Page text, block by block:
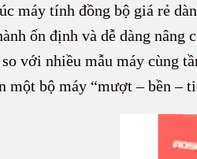
máy tính đồng bộ giá rẻ
ổn định và dễ dàng nâng
với nhiều mẫu máy cùng
một bộ máy “mượt – bền –